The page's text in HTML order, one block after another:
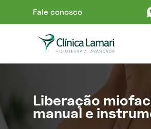
Fale conosco
Liberação
manual e